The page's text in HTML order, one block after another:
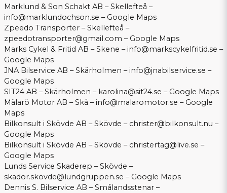
Marklund & Son Schakt AB – Skellefteå –
info@marklundochson.se – Google Maps
Zpeedo Transporter – Skellefteå –
zpeedotransporter@gmail.com – Google Maps
Marks Cykel & Fritid AB – Skene –info@markscykelfritid.se –
Google Maps
JNA Bilservice AB – Skärholmen –info@jnabilservice.se –
Google Maps
SIT24 AB – Skärholmen – karolina@sit24.se – Google Maps
Mälarö Motor AB – Skå –info@malaromotor.se – Google
Maps
Bilkonsult i Skövde AB – Skövde – christer@bilkonsult.nu –
Google Maps
Bilkonsult i Skövde AB – Skövde – christertag@live.se –
Google Maps
Lunds Service Skaderep – Skövde –
skador.skovde@lundgruppen.se – Google Maps
Dennis S. Bilservice AB – Smålandsstenar –